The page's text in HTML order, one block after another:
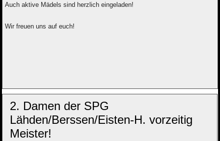
Auch aktive Mädels sind herzlich eingeladen!
Wir freuen uns auf euch!
2. Damen der SPG
Lähden/Berssen/Eisten-H. vorzeitig
Meister!